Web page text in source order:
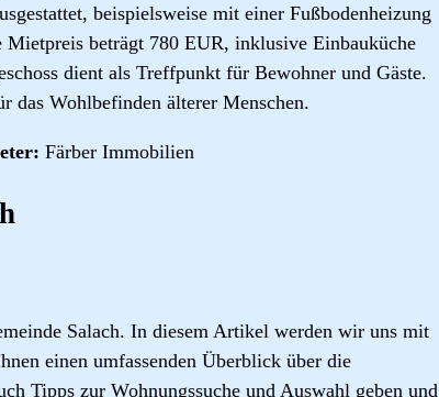
beispielsweise mit einer Fußbodenheizung
beträgt 780 EUR, inklusive Einbauküche
dient als Treffpunkt für Bewohner und Gäste.
das Wohlbefinden älterer Menschen.
Färber Immobilien
Salach. In diesem Artikel werden wir uns mit
einen umfassenden Überblick über die
Tipps zur Wohnungssuche und Auswahl geben und